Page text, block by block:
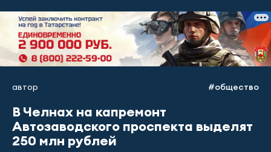
автор #общество
В Челнах на капремонт
Автозаводского проспекта выделят
250 млн рублей